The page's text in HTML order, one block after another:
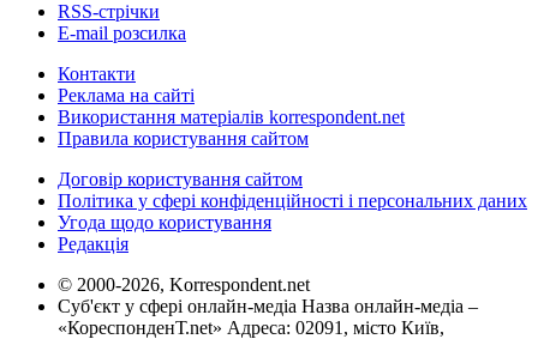
RSS-стрічки
E-mail розсилка
Контакти
Реклама на сайті
Використання матеріалів korrespondent.net
Правила користування сайтом
Договір користування сайтом
Політика у сфері конфіденційності і персональних даних
Угода щодо користування
Редакція
© 2000-2026, Korrespondent.net
Суб'єкт у сфері онлайн-медіа Назва онлайн-медіа –
«КореспонденТ.net» Адреса: 02091, місто Київ,